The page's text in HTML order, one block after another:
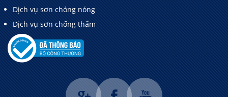
Dịch vụ sơn chóng nóng
Dịch vụ sơn chống thấm